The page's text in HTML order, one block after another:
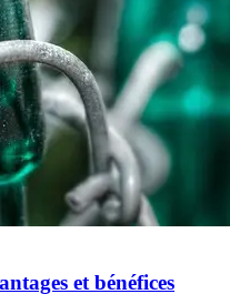
et bénéfices